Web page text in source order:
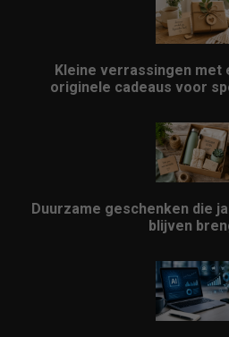
Kleine verrassingen met
originele cadeaus voor
Duurzame geschenken die
blijven